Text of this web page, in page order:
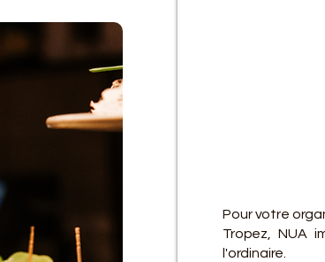
Pour votre
Tropez, NUA
l'ordinaire.